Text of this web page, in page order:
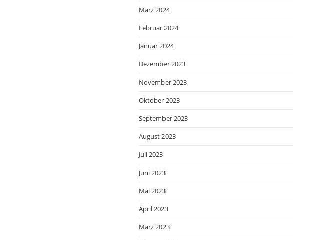
März 2024
Februar 2024
Januar 2024
Dezember 2023
November 2023
Oktober 2023
September 2023
August 2023
Juli 2023
Juni 2023
Mai 2023
April 2023
März 2023